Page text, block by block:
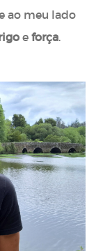
ao meu lado
e força.